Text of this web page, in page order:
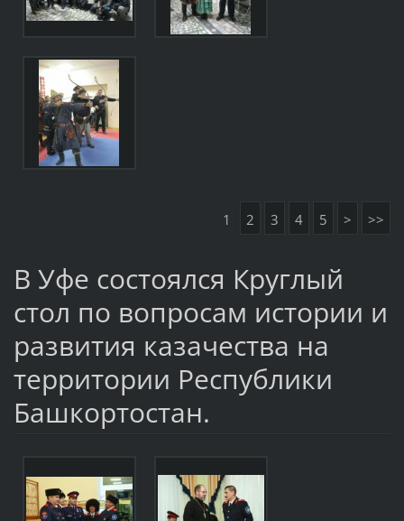
1 2 3 4 5 > >>
В Уфе состоялся Круглый
стол по вопросам истории и
развития казачества на
территории Республики
Башкортостан.